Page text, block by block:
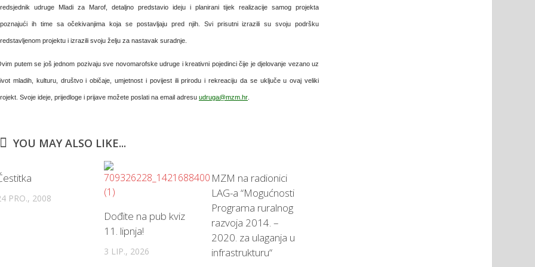
udruge Mladi za Marof, detaljno predstavio ideju i planirani tijek realizacije samog projekta
ih time sa očekivanjima koja se postavljaju pred njih. Svi prisutni izrazili su svoju podršku
projektu i izrazili svoju želju za nastavak suradnje.
putem se još jednom pozivaju sve novomarofske udruge i kreativni pojedinci čije je djelovanje vezano uz
mladih, kulturu, društvo i običaje, umjetnost i povijest ili prirodu i rekreaciju da se uključe u ovaj veliki
Svoje ideje, prijedloge i prijave možete poslati na email adresu udruga@mzm.hr
YOU MAY ALSO LIKE...
PRO., 2008
Dođite na pub kviz
11. lipnja!
3 LIP., 2026
MZM na radionici
LAG-a “Mogućnosti
Programa ruralnog
razvoja 2014. –
2020. za ulaganja u
infrastrukturu“